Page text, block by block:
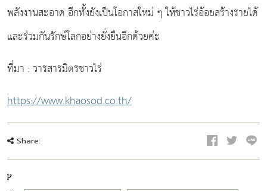
พลังงานสะอาด อีกทั้งยังเป็นโอกาสใหม่ ๆ ให้ชาวไร่อ้อยสร้างรายได้
และร่วมกันรักษ์โลกอย่างยั่งยืนอีกด้วยค่ะ
ที่มา : วารสารมิตรชาวไร่
https://www.khaosod.co.th/
Share: